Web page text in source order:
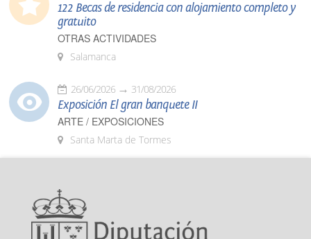
122 Becas de residencia con alojamiento completo y
gratuito
OTRAS ACTIVIDADES
Salamanca
26/06/2026 31/08/2026
Exposición El gran banquete II
ARTE / EXPOSICIONES
Santa Marta de Tormes